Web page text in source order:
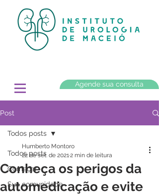
Agende sua consulta
Post
Todos posts
Começar
Sua comunidade
Todos posts
Conheça os perigos da
automedicação e evite
Humberto Montoro
22 de set. de 20212 min de leitura